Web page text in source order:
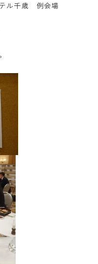
ル千歳 例会場